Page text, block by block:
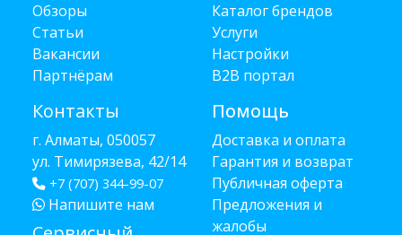
Обзоры
Статьи
Вакансии
Партнёрам
Контакты
г. Алматы, 050057
ул. Тимирязева, 42/14
+7 (707) 344-99-07
Напишите нам
Каталог брендов
Услуги
Настройки
B2B портал
Помощь
Доставка и оплата
Гарантия и возврат
Публичная оферта
Предложения и
жалобы